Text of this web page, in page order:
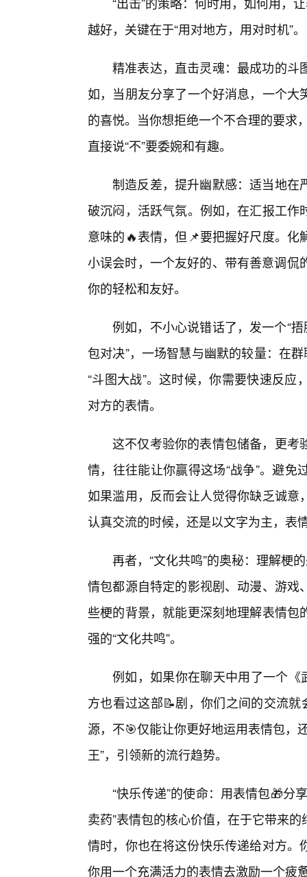
越好，关键在于“用对地方，用对时机”。
精准表达，直击灵魂：最成功的斗
如，当朋友分享了一个好消息，一个
的喜悦。当你想拒绝一个不合理的要求
直接说“不”要委婉和有趣。
制造反差，提升幽默感：适当地在
破沉闷，活跃气氛。例如，在汇报工
意味的🔥表情，但📌要把握好尺度。
小误会时，一个友好的、带有善意调
你的轻松和友好。
例如，不小心说错话了，发一个“
包对决”，一场智慧与幽默的较量：在
“斗图大战”。这时候，你需要快速反应
对方的表情。
这不仅考验你的表情包储备，更考
情，往往能让你赢得这场“战争”。避
如果滥用，反而会让人觉得你缺乏诚
认真交流的时候，还是以文字为主，表
再者，“文化共鸣”的奥秘：理解梗
情包都源自特定的影视剧、动漫、游
些梗的背景，就能更深刻地理解表情
强的“文化共鸣”。
例如，如果你在聊天中用了一个《
方也看过这部📝剧，你们之间的交流
源，不🎯仅能让你更好地运用表情包，
王”，引领新的流行趋势。
“快乐传递”的使命：用表情包🎁分
卖药”表情包的核心价值，在于它带来
情时，你也在将这份快乐传递给对方
你用一个充满活力的表情去激励一个疲